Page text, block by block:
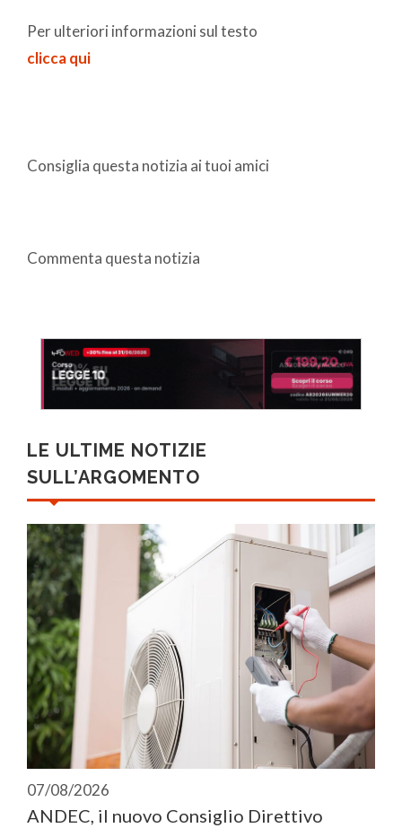
Per ulteriori informazioni sul testo
clicca qui
Consiglia questa notizia ai tuoi amici
Commenta questa notizia
LE ULTIME NOTIZIE
SULL’ARGOMENTO
07/08/2026
ANDEC, il nuovo Consiglio Direttivo